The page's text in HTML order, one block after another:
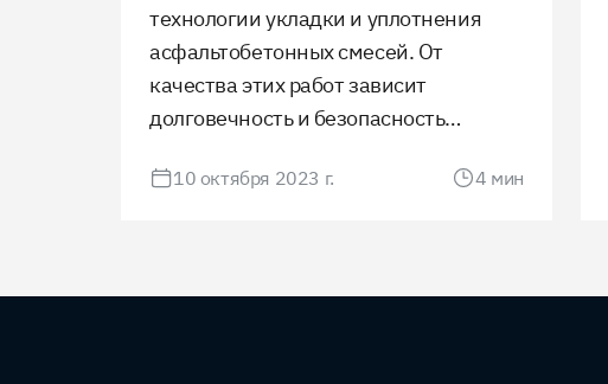
технологии укладки и уплотнения
асфальтобетонных смесей. От
качества этих работ зависит
долговечность и безопасность
важности подготовки основания,
10 октября 2023 г. 4 мин